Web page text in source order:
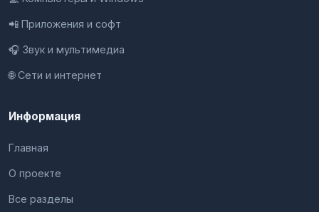
📲 Приложения и софт
🎧 Звук и мультимедиа
🌐 Сети и интернет
Информация
Главная
О проекте
Все разделы